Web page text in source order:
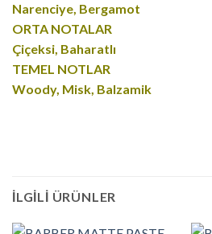
Narenciye, Bergamot
ORTA NOTALAR
Çiçeksi, Baharatlı
TEMEL NOTLAR
Woody, Misk, Balzamik
İLGILI ÜRÜNLER